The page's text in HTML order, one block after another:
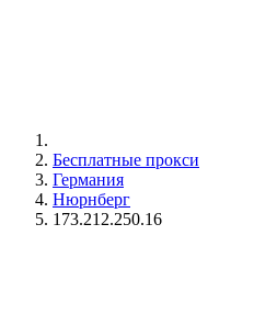
Бесплатные прокси
Германия
Нюрнберг
173.212.250.16